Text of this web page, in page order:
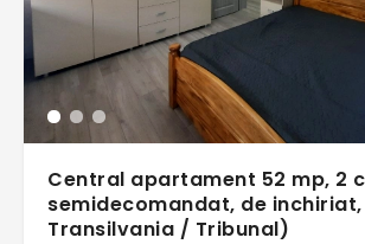
Central apartament 52 mp, 2
semidecomandat, de
Transilvania / Tribunal)